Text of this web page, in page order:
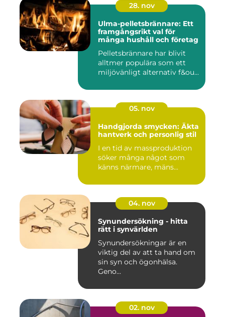
28. nov
Ulma-pelletsbrännare: Ett
framgångsrikt val för
många hushåll och företag
Pelletsbrännare har blivit
alltmer populära som ett
miljövänligt alternativ f&ou...
05. nov
Handgjorda smycken: Äkta
hantverk och personlig stil
I en tid av massproduktion
söker många något som
känns närmare, mäns...
04. nov
Synundersökning - hitta
rätt i synvärlden
Synundersökningar är en
viktig del av att ta hand om
sin syn och ögonhälsa.
Geno...
02. nov